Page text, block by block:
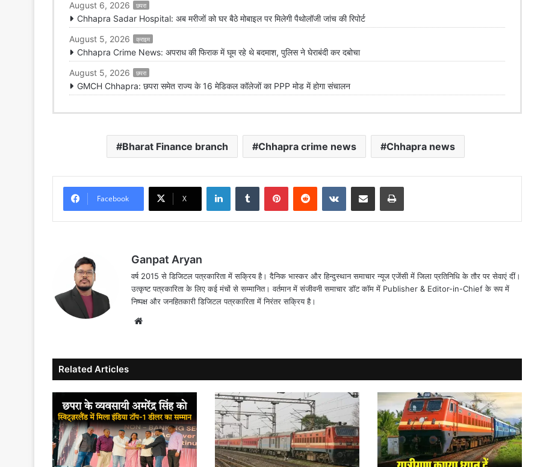
August 6, 2026
छपरा
Chhapra Sadar Hospital: अब मरीजों को घर बैठे मोबाइल पर मिलेगी पैथोलॉजी जांच की रिपोर्ट
August 5, 2026
क्राइम
Chhapra Crime News: अपराध की फिराक में घूम रहे थे बदमाश, पुलिस ने घेराबंदी कर दबोचा
August 5, 2026
छपरा
GMCH Chhapra: छपरा समेत राज्य के 16 मेडिकल कॉलेजों का PPP मोड में होगा संचालन
Bharat Finance branch Chhapra crime news Chhapra news
Facebook X
LinkedInTumblr PinterestReddit VKontakteShare via Email Print
Ganpat Aryan
वर्ष 2015 से डिजिटल पत्रकारिता में सक्रिय है। दैनिक भास्कर और हिन्दुस्थान समाचार न्यूज एजेंसी में जिला प्रतिनिधि के तौर पर सेवाएं दीं।
उत्कृष्ट पत्रकारिता के लिए कई मंचों से सम्मानित। वर्तमान में संजीवनी समाचार डॉट कॉम में Publisher & Editor-in-Chief के रूप में
निष्पक्ष और जनहितकारी डिजिटल पत्रकारिता में निरंतर सक्रिय है।
Related Articles